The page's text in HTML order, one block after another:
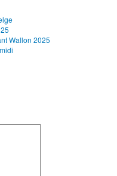
Wallon 2025